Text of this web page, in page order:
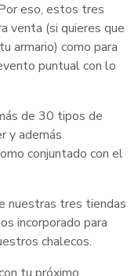
eso, estos tres
venta (si quieres que
armario) como para
puntual con lo
de 30 tipos de
y además
conjuntado con el
nuestras tres tiendas
incorporado para
chalecos.